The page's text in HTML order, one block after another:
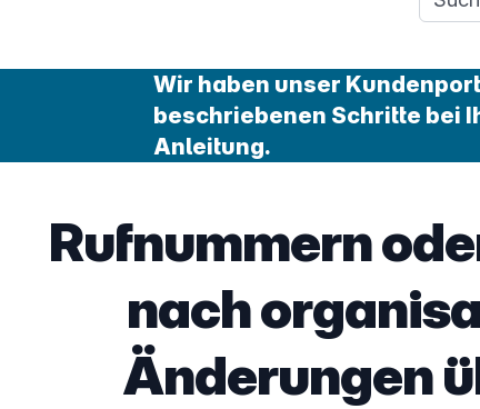
Wir haben unser
beschriebenen Schritte bei
Anleitung.
Rufnummern
nach
Änderungen